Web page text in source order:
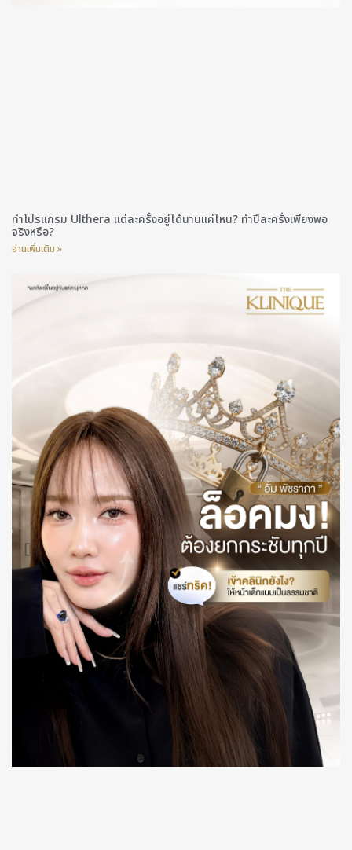
ทำโปรแกรม Ulthera แต่ละครั้งอยู่ได้นานแค่ไหน? ทำปีละครั้งเพียงพอ
จริงหรือ?
อ่านเพิ่มเติม »